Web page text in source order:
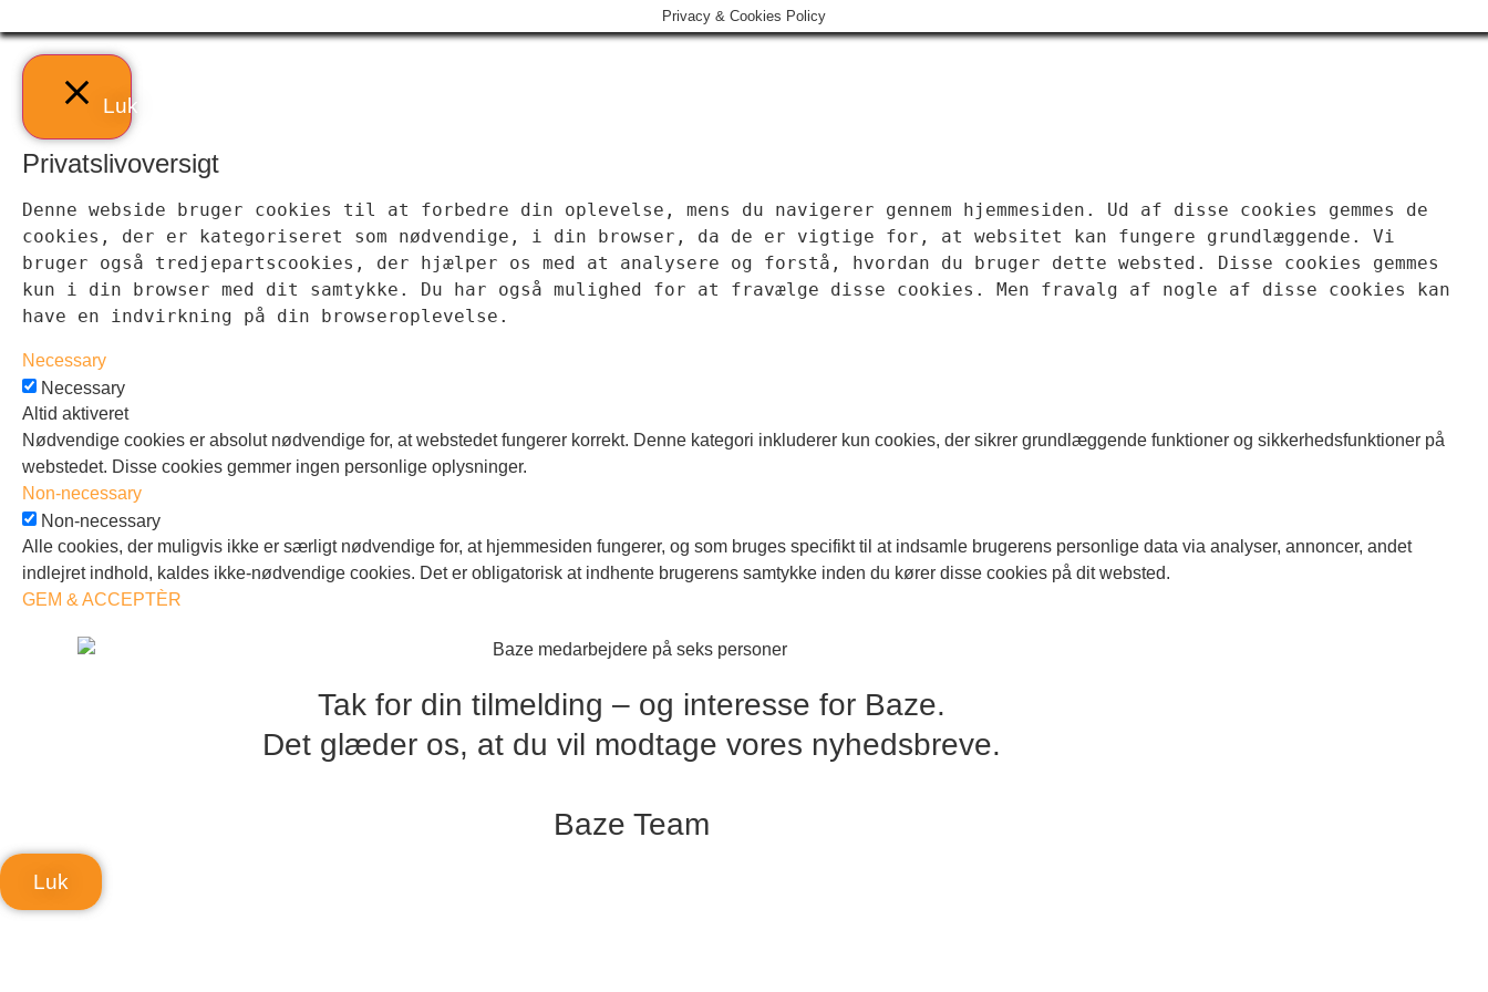
Privacy & Cookies Policy
Luk
Privatslivoversigt
Denne webside bruger cookies til at forbedre din oplevelse, mens du navigerer gennem hjemmesiden. Ud af disse cookies gemmes de
cookies, der er kategoriseret som nødvendige, i din browser, da de er vigtige for, at websitet kan fungere grundlæggende. Vi
bruger også tredjepartscookies, der hjælper os med at analysere og forstå, hvordan du bruger dette websted. Disse cookies gemmes
kun i din browser med dit samtykke. Du har også mulighed for at fravælge disse cookies. Men fravalg af nogle af disse cookies kan
have en indvirkning på din browseroplevelse.
Necessary
Necessary
Altid aktiveret
Nødvendige cookies er absolut nødvendige for, at webstedet fungerer korrekt. Denne kategori inkluderer kun cookies, der sikrer grundlæggende funktioner og sikkerhedsfunktioner på
webstedet. Disse cookies gemmer ingen personlige oplysninger.
Non-necessary
Non-necessary
Alle cookies, der muligvis ikke er særligt nødvendige for, at hjemmesiden fungerer, og som bruges specifikt til at indsamle brugerens personlige data via analyser, annoncer, andet
indlejret indhold, kaldes ikke-nødvendige cookies. Det er obligatorisk at indhente brugerens samtykke inden du kører disse cookies på dit websted.
GEM & ACCEPTÈR
Tak for din tilmelding – og interesse for Baze.
Det glæder os, at du vil modtage vores nyhedsbreve.
Baze Team
Luk